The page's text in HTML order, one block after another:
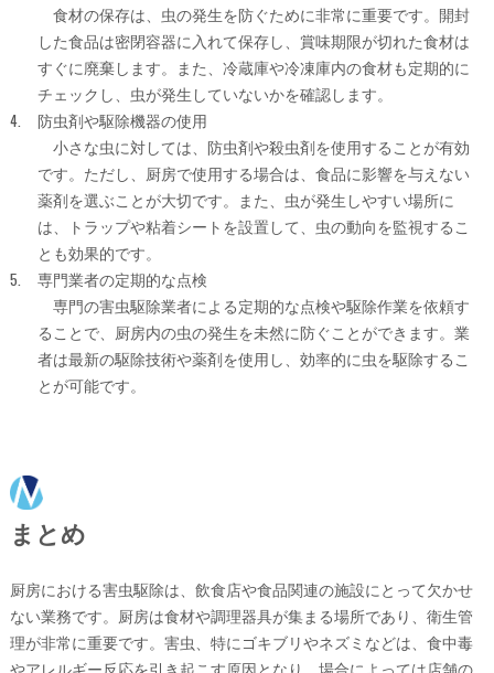
食材の保存は、虫の発生を防ぐために非常に重要です。開封
した食品は密閉容器に入れて保存し、賞味期限が切れた食材は
すぐに廃棄します。また、冷蔵庫や冷凍庫内の食材も定期的に
チェックし、虫が発生していないかを確認します。
防虫剤や駆除機器の使用
小さな虫に対しては、防虫剤や殺虫剤を使用することが有効
です。ただし、厨房で使用する場合は、食品に影響を与えない
薬剤を選ぶことが大切です。また、虫が発生しやすい場所に
は、トラップや粘着シートを設置して、虫の動向を監視するこ
とも効果的です。
専門業者の定期的な点検
専門の害虫駆除業者による定期的な点検や駆除作業を依頼す
ることで、厨房内の虫の発生を未然に防ぐことができます。業
者は最新の駆除技術や薬剤を使用し、効率的に虫を駆除するこ
とが可能です。
まとめ
厨房における害虫駆除は、飲食店や食品関連の施設にとって欠かせ
ない業務です。厨房は食材や調理器具が集まる場所であり、衛生管
理が非常に重要です。害虫、特にゴキブリやネズミなどは、食中毒
やアレルギー反応を引き起こす原因となり、場合によっては店舗の